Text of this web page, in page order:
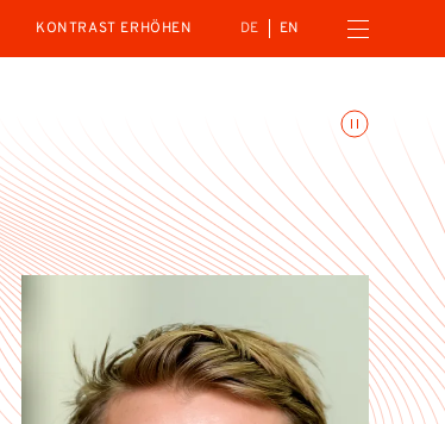
KONTRAST ERHÖHEN DE EN Menü öffnen
Animationen umschalten